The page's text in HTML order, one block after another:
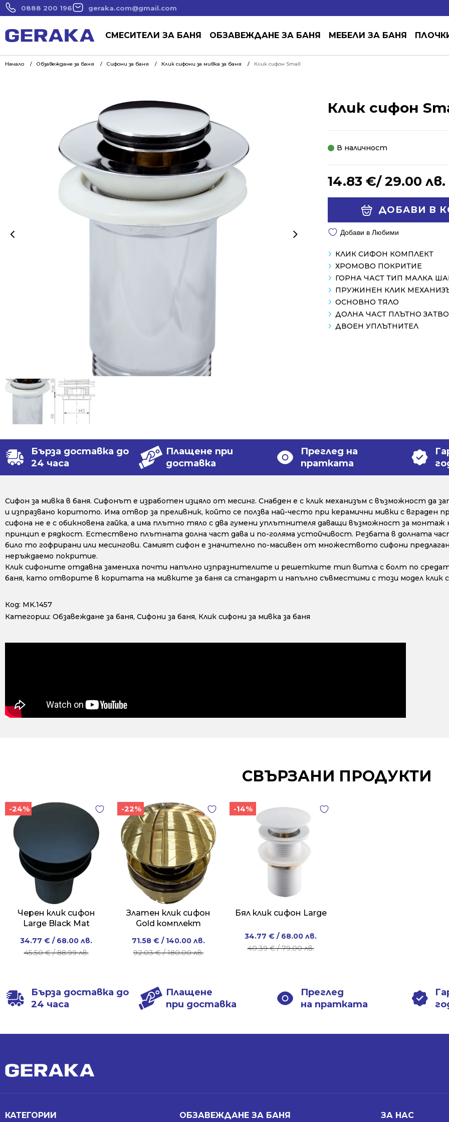
0888 200 196 geraka.com@gmail.com
СМЕСИТЕЛИ ЗА БАНЯ ОБЗАВЕЖДАНЕ ЗА БАНЯ МЕБЕЛИ ЗА БАНЯ
Начало Обзавеждане за баня Сифони за баня Клик сифони за мивка за баня Клик сифон Small
Клик сифон
В наличност
14.83 €/ 29.00 лв.
ДОБАВИ В
Добави в Любими
КЛИК СИФОН КОМПЛЕКТ
ХРОМОВО ПОКРИТИЕ
ГОРНА ЧАСТ ТИП МАЛКА
ПРУЖИНЕН КЛИК
ОСНОВНО ТЯЛО
ДОЛНА ЧАСТ ПЛЪТНО
ДВОЕН УПЛЪТНИТЕЛ
Бърза доставка до
24 часа
Плащене при
доставка
Преглед на
пратката
Сифон за мивка в баня. Сифонът е изработен изцяло от месинг. Снабден е с клик механизъм с възможност да
и изпразвано коритото. Има отвор за преливник, който се ползва най-често при керамични мивки с вграден
сифона не е с обикновена гайка, а има плътно тяло с два гумени уплътнителя даващи възможност за монтаж
принцип е рядкост. Естествено плътната долна част дава и по-голяма устойчивост. Резбата в долната
било то гофрирани или месингови. Самият сифон е значително по-масивен от множеството сифони
неръждаемо покритие.
Клик сифоните отдавна замениха почти напълно изпразнителите и решетките тип витла с болт по
баня, като отворите в коритата на мивките за баня са стандарт и напълно съвместими с този модел клик
Код: MK.1457
Категории: Обзавеждане за баня, Сифони за баня, Клик сифони за мивка за баня
СВЪРЗАНИ ПРОДУКТИ
-24%
Черен клик сифон
Large Black Mat
45.50€/ 88.99 лв.
Original
price
/
88.99 лв..
34.77 € / 68.00 лв.
Current
price
/
68.00 лв..
-22%
Златен клик сифон
Gold комплект
92.03€/ 180.00 лв.
Original
price
/
180.00 лв..
71.58 € / 140.00 лв.
Current
price
/
140.00 лв..
-14%
Бял клик сифон Large
40.39€/ 79.00 лв.
Original
price
79.00 лв..
34.77 € / 68.00 лв.
Current
price
68.00 лв..
Бърза доставка до
24 часа
Плащене
при доставка
Преглед
на пратката
КАТЕГОРИИ ОБЗАВЕЖДАНЕ ЗА БАНЯ ЗА НАС